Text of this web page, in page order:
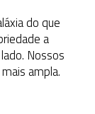
do que
a
Nossos
ampla.